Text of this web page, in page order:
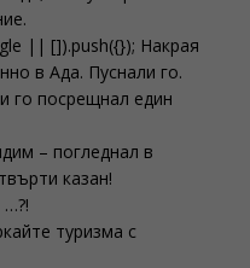
|| []).push({}); Накрая
в Ада. Пуснали го.
го посрещнал един
– погледнал в
казан!
туризма с